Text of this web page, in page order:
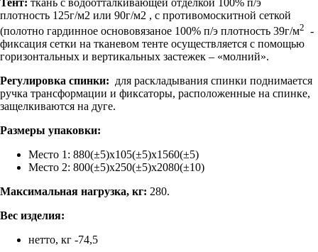
Тент: ткань с водоотталкивающей отделкой 100% п/э
плотность 125г/м2 или 90г/м2 , с противомоскитной сеткой
(полотно гардинное основовязаное 100% п/э плотность 39г/м2 -
фиксация сетки на тканевом тенте осуществляется с помощью
горизонтальных и вертикальных застежек – «молний».
Регулировка спинки: для раскладывания спинки поднимается
ручка трансформации и фиксаторы, расположенные на спинке,
защелкиваются на дуге.
Размеры упаковки:
Место 1: 880(±5)х105(±5)х1560(±5)
Место 2: 800(±5)х250(±5)х2080(±10)
Максимальная нагрузка, кг: 280.
Вес изделия:
нетто, кг -74,5